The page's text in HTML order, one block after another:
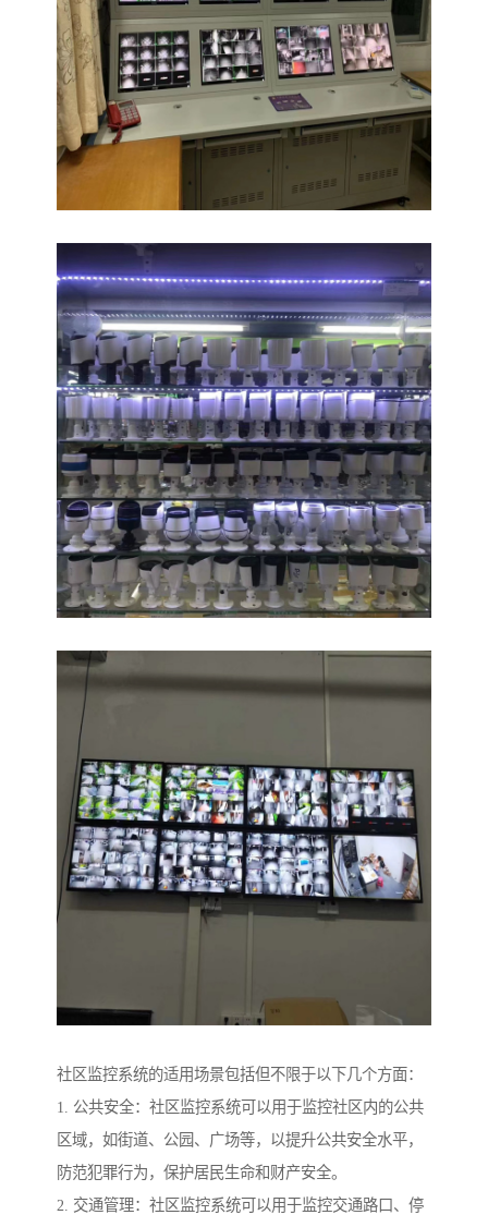
社区监控系统的适用场景包括但不限于以下几个方面：
1. 公共安全：社区监控系统可以用于监控社区内的公共
区域，如街道、公园、广场等，以提升公共安全水平，
防范犯罪行为，保护居民生命和财产安全。
2. 交通管理：社区监控系统可以用于监控交通路口、停